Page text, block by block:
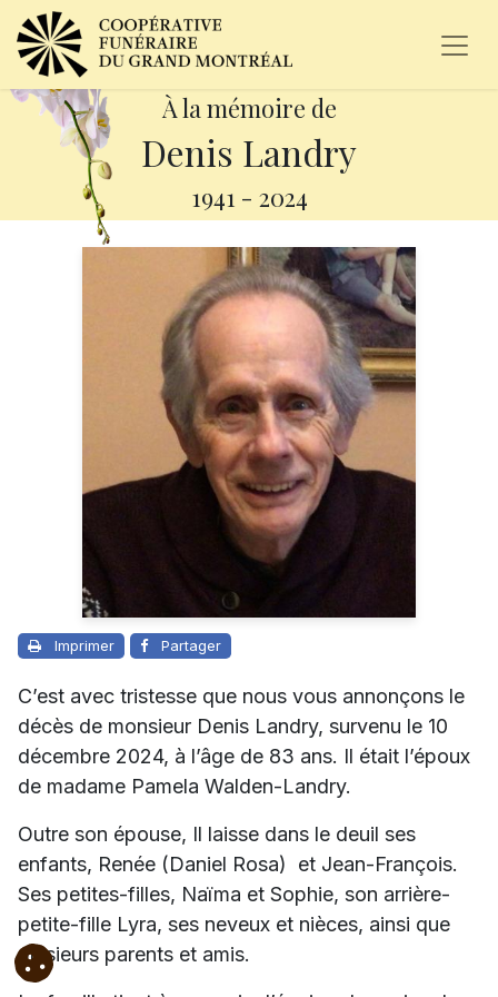
À la mémoire de
Denis Landry
1941 - 2024
Imprimer Partager
C’est avec tristesse que nous vous annonçons le
décès de monsieur Denis Landry, survenu le 10
décembre 2024, à l’âge de 83 ans. Il était l’époux
de madame Pamela Walden-Landry.
Outre son épouse, Il laisse dans le deuil ses
enfants, Renée (Daniel Rosa) et Jean-François.
Ses petites-filles, Naïma et Sophie, son arrière-
petite-fille Lyra, ses neveux et nièces, ainsi que
plusieurs parents et amis.